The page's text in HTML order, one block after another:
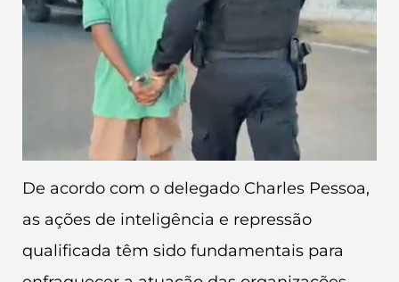
De acordo com o delegado Charles Pessoa,
as ações de inteligência e repressão
qualificada têm sido fundamentais para